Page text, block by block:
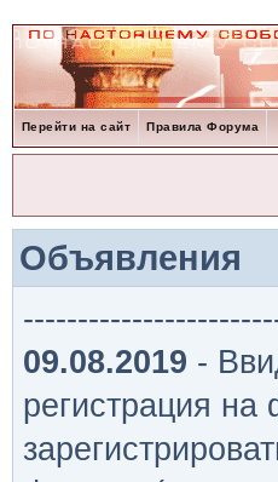
Перейти на сайт Правила Форума
Объявления
09.08.2019 -
регистрация